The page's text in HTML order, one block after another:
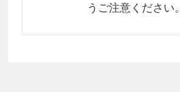
うご注意ください。